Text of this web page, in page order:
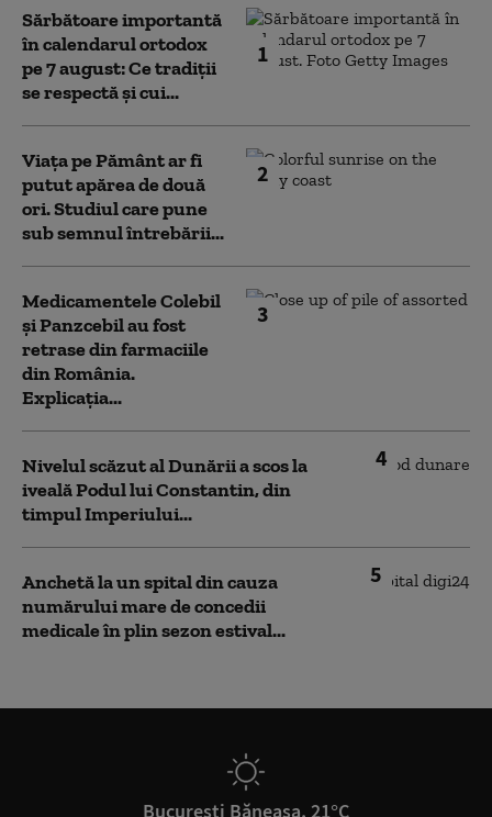
1
Sărbătoare importantă
în calendarul ortodox
pe 7 august: Ce tradiții
se respectă și cui...
2
Viața pe Pământ ar fi
putut apărea de două
ori. Studiul care pune
sub semnul întrebării...
3
Medicamentele Colebil
și Panzcebil au fost
retrase din farmaciile
din România.
Explicația...
4
Nivelul scăzut al Dunării a scos la
iveală Podul lui Constantin, din
timpul Imperiului...
5
Anchetă la un spital din cauza
numărului mare de concedii
medicale în plin sezon estival...
București Băneasa, 21°C